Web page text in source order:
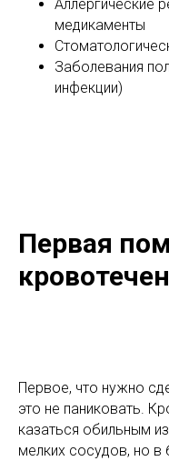
Аллергические
медикаменты
Заболевания
инфекции)
Первая
Первое, что нужно
это не паниковать.
казаться обильным
мелких сосудов, но в